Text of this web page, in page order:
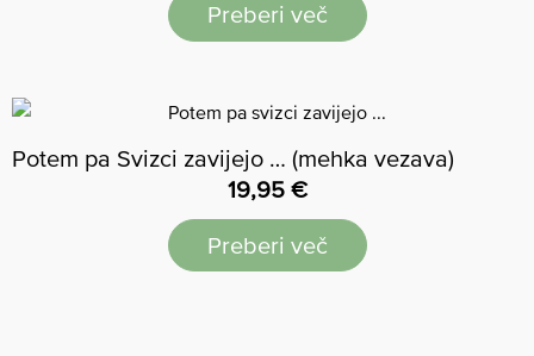
Preberi več
Potem pa Svizci zavijejo … (mehka vezava)
19,95 €
Preberi več